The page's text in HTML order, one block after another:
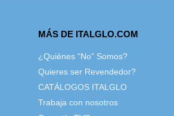
MÁS DE ITALGLO.COM
¿Quiénes “No” Somos?
Quieres ser Revendedor?
CATÁLOGOS ITALGLO
Trabaja con nosotros